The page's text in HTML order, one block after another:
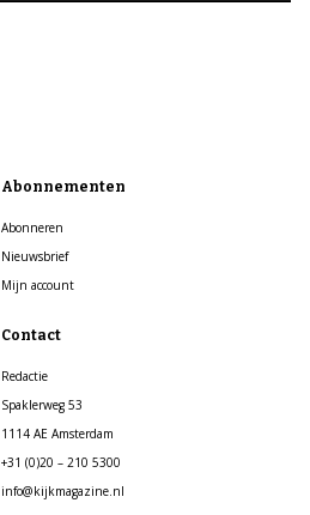
Abonnementen
Abonneren
Nieuwsbrief
Mijn account
Contact
Redactie
Spaklerweg 53
1114 AE Amsterdam
+31 (0)20 – 210 5300
info@kijkmagazine.nl